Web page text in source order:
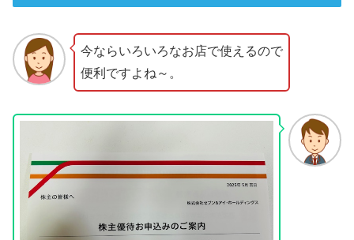
今ならいろいろなお店で使えるので
便利ですよね～。